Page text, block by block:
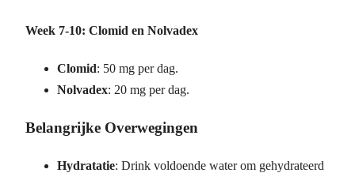
Week 7-10: Clomid en Nolvadex
Clomid: 50 mg per dag.
Nolvadex: 20 mg per dag.
Belangrijke Overwegingen
Hydratatie: Drink voldoende water om gehydrateerd